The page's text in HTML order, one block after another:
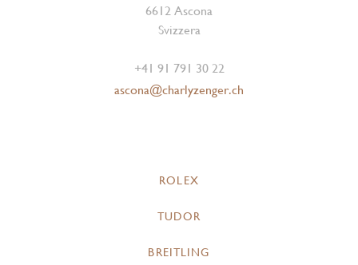
6612 Ascona
Svizzera
+41 91 791 30 22
ascona@charlyzenger.ch
ROLEX
TUDOR
BREITLING